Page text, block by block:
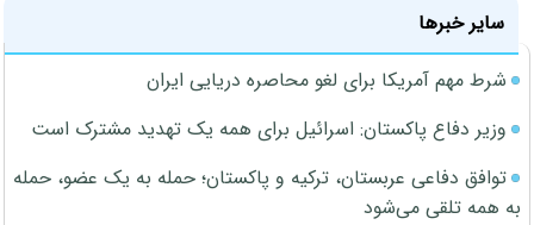
سایر خبرها
شرط مهم آمریکا برای لغو محاصره دریایی ایران
وزیر دفاع پاکستان: اسرائیل برای همه یک تهدید مشترک است
توافق دفاعی عربستان، ترکیه و پاکستان؛ حمله به یک عضو، حمله
به همه تلقی می‌شود